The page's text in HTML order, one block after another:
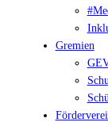
Gremien